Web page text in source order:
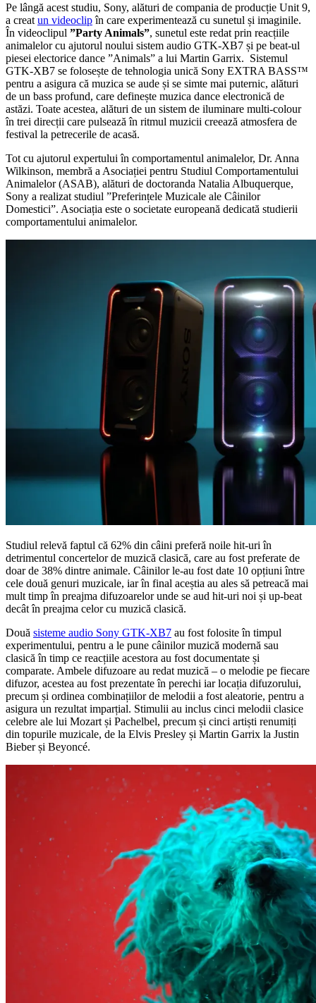
Pe lângă acest studiu, Sony, alături de compania de producție Unit 9,
a creat un videoclipîn care experimentează cu sunetul și imaginile.
În videoclipul ”Party Animals”, sunetul este redat prin reacțiile
animalelor cu ajutorul noului sistem audio GTK-XB7 și pe beat-ul
piesei electorice dance ”Animals” a lui Martin Garrix. Sistemul
GTK-XB7 se folosește de tehnologia unică Sony EXTRA BASS™
pentru a asigura că muzica se aude și se simte mai puternic, alături
de un bass profund, care definește muzica dance electronică de
astăzi. Toate acestea, alături de un sistem de iluminare multi-colour
în trei direcții care pulsează în ritmul muzicii creează atmosfera de
festival la petrecerile de acasă.
Tot cu ajutorul expertului în comportamentul animalelor, Dr. Anna
Wilkinson, membră a Asociației pentru Studiul Comportamentului
Animalelor (ASAB), alături de doctoranda Natalia Albuquerque,
Sony a realizat studiul ”Preferințele Muzicale ale Câinilor
Domestici”. Asociația este o societate europeană dedicată studierii
comportamentului animalelor.
Studiul relevă faptul că 62% din câini preferă noile hit-uri în
detrimentul concertelor de muzică clasică, care au fost preferate de
doar de 38% dintre animale. Câinilor le-au fost date 10 opțiuni între
cele două genuri muzicale, iar în final aceștia au ales să petreacă mai
mult timp în preajma difuzoarelor unde se aud hit-uri noi și up-beat
decât în preajma celor cu muzică clasică.
Două sisteme audio Sony GTK-XB7 au fost folosite în timpul
experimentului, pentru a le pune câinilor muzică modernă sau
clasică în timp ce reacțiile acestora au fost documentate și
comparate. Ambele difuzoare au redat muzică – o melodie pe fiecare
difuzor, acestea au fost prezentate în perechi iar locația difuzorului,
precum și ordinea combinațiilor de melodii a fost aleatorie, pentru a
asigura un rezultat imparțial. Stimulii au inclus cinci melodii clasice
celebre ale lui Mozart și Pachelbel, precum și cinci artiști renumiți
din topurile muzicale, de la Elvis Presley și Martin Garrix la Justin
Bieber și Beyoncé.